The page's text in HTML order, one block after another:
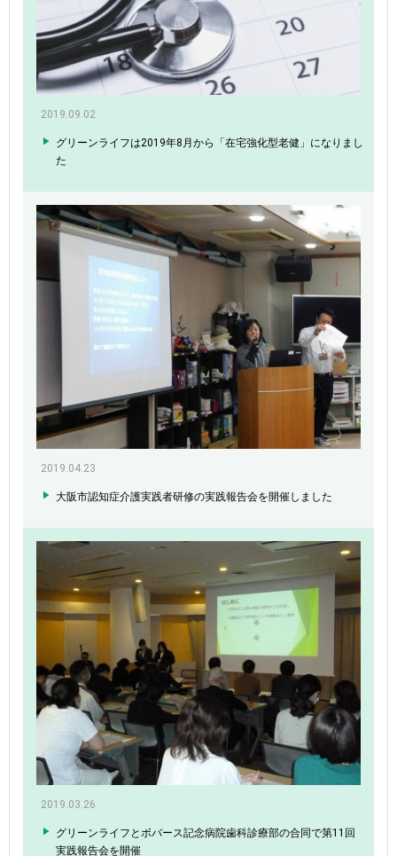
2019.09.02
グリーンライフは2019年8月から「在宅強化型老健」になりまし
た
2019.04.23
大阪市認知症介護実践者研修の実践報告会を開催しました
2019.03.26
グリーンライフとボバース記念病院歯科診療部の合同で第11回
実践報告会を開催